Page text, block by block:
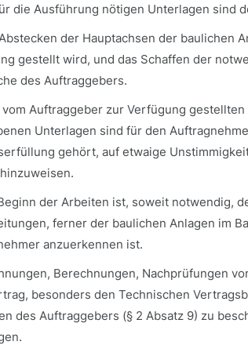
die Ausführung nötigen Unterlagen sind
der Hauptachsen der baulichen
gestellt wird, und das Schaffen der
des Auftraggebers.
vom Auftraggeber zur Verfügung
Unterlagen sind für den
gehört, auf etwaige
der Arbeiten ist, soweit notwendig,
ferner der baulichen Anlagen im
anzuerkennen ist.
Berechnungen, Nachprüfungen
besonders den Technischen
des Auftraggebers (§ 2 Absatz 9) zu